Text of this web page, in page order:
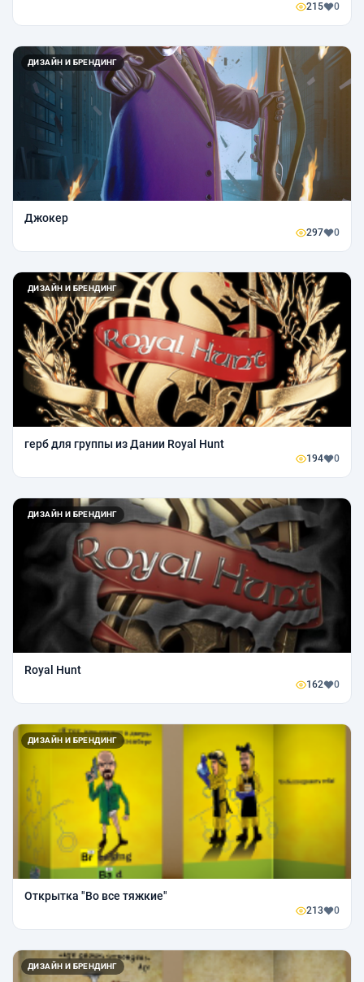
215 0
ДИЗАЙН И БРЕНДИНГ
Джокер
297 0
ДИЗАЙН И БРЕНДИНГ
герб для группы из Дании Royal Hunt
194 0
ДИЗАЙН И БРЕНДИНГ
Royal Hunt
162 0
ДИЗАЙН И БРЕНДИНГ
Открытка "Во все тяжкие"
213 0
ДИЗАЙН И БРЕНДИНГ